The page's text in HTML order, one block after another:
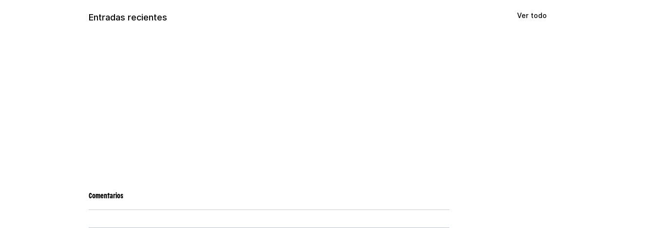
Entradas recientes Ver todo
Comentarios